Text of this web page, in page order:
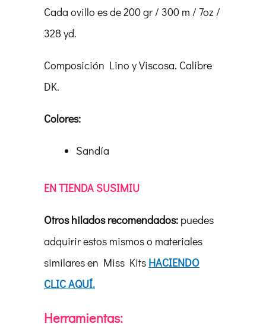
Cada ovillo es de 200 gr / 300 m / 7oz /
328 yd.
Composición Lino y Viscosa. Calibre
DK.
Colores:
Sandía
EN TIENDA SUSIMIU
Otros hilados recomendados: puedes
adquirir estos mismos o materiales
similares en Miss Kits HACIENDO
CLIC AQUÍ.
Herramientas: